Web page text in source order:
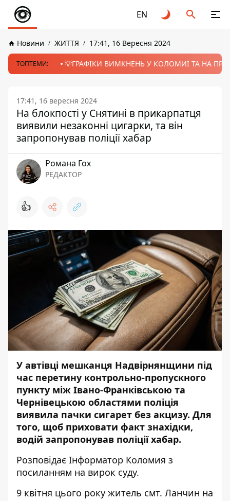
EN
Новини ЖИТТЯ 17:41, 16 Вересня 2024
ТОПТЕМИ: 💡ГРАФІКИ ВИМКНЕНЬ У КОЛОМИЇ ТА НА
17:41, 16 вересня 2024
На блокпості у Снятині в прикарпатця
виявили незаконні цигарки, та він
запропонував поліції хабар
Романа Гох
РЕДАКТОР
👍
У автівці мешканця Надвірнянщини під
час перетину контрольно-пропускного
пункту між Івано-Франківською та
Чернівецькою областями поліція
виявила пачки сигарет без акцизу. Для
того, щоб приховати факт знахідки,
водій запропонував поліції хабар.
Розповідає Інформатор Коломия з
посиланням на вирок суду.
9 квітня цього року житель смт. Ланчин на